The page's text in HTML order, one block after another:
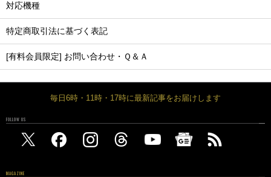
対応機種
特定商取引法に基づく表記
[有料会員限定] お問い合わせ・Ｑ＆Ａ
毎日6時・11時・17時に最新記事をお届けします
FOLLOW US
MAGAZINE